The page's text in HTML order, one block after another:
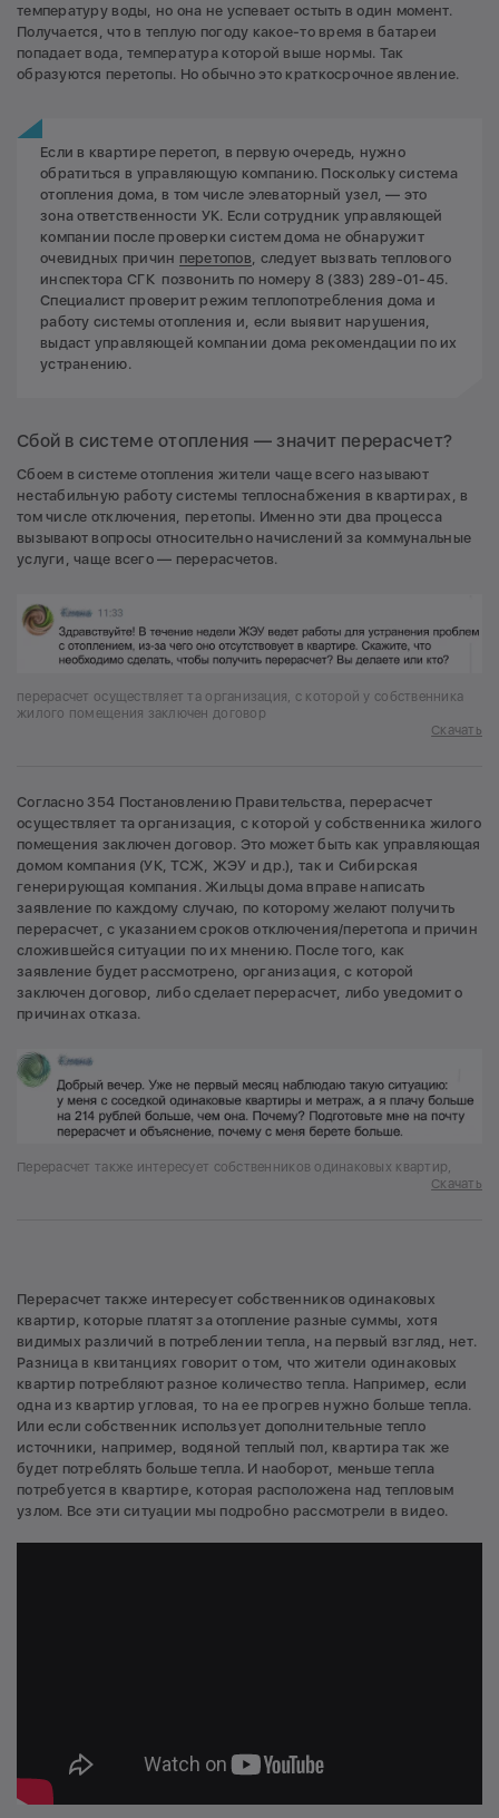
температуру воды, но она не успевает остыть в один момент.
Получается, что в теплую погоду какое-то время в батареи
попадает вода, температура которой выше нормы. Так
образуются перетопы. Но обычно это краткосрочное явление.
Если в квартире перетоп, в первую очередь, нужно
обратиться в управляющую компанию. Поскольку система
отопления дома, в том числе элеваторный узел, — это
зона ответственности УК. Если сотрудник управляющей
компании после проверки систем дома не обнаружит
очевидных причин перетопов, следует вызвать теплового
инспектора СГК позвонить по номеру 8 (383) 289-01-45.
Специалист проверит режим теплопотребления дома и
работу системы отопления и, если выявит нарушения,
выдаст управляющей компании дома рекомендации по их
устранению.
Сбой в системе отопления — значит перерасчет?
Cбоем в системе отопления жители чаще всего называют
нестабильную работу системы теплоснабжения в квартирах, в
том числе отключения, перетопы. Именно эти два процесса
вызывают вопросы относительно начислений за коммунальные
услуги, чаще всего — перерасчетов.
перерасчет осуществляет та организация, с которой у собственника
жилого помещения заключен договор
Скачать
Согласно 354 Постановлению Правительства, перерасчет
осуществляет та организация, с которой у собственника жилого
помещения заключен договор. Это может быть как управляющая
домом компания (УК, ТСЖ, ЖЭУ и др.), так и Сибирская
генерирующая компания. Жильцы дома вправе написать
заявление по каждому случаю, по которому желают получить
перерасчет, с указанием сроков отключения/перетопа и причин
сложившейся ситуации по их мнению. После того, как
заявление будет рассмотрено, организация, с которой
заключен договор, либо сделает перерасчет, либо уведомит о
причинах отказа.
Перерасчет также интересует собственников одинаковых квартир,
Скачать
Перерасчет также интересует собственников одинаковых
квартир, которые платят за отопление разные суммы, хотя
видимых различий в потреблении тепла, на первый взгляд, нет.
Разница в квитанциях говорит о том, что жители одинаковых
квартир потребляют разное количество тепла. Например, если
одна из квартир угловая, то на ее прогрев нужно больше тепла.
Или если собственник использует дополнительные тепло
источники, например, водяной теплый пол, квартира так же
будет потреблять больше тепла. И наоборот, меньше тепла
потребуется в квартире, которая расположена над тепловым
узлом. Все эти ситуации мы подробно рассмотрели в видео.